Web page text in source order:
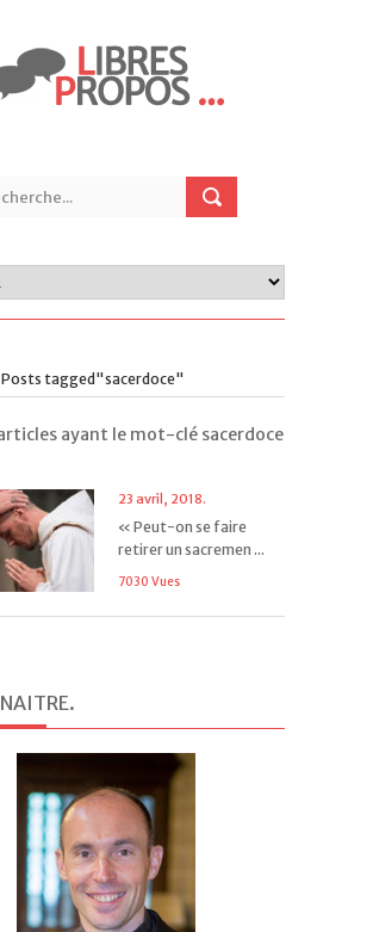
Posts tagged"sacerdoce"
ayant le mot-clé sacerdoce
23 avril, 2018.
« Peut-on se faire
retirer un sacremen ...
7030 Vues
.